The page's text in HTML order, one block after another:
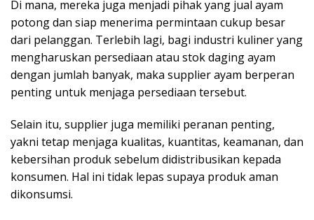
Di mana, mereka juga menjadi pihak yang jual ayam
potong dan siap menerima permintaan cukup besar
dari pelanggan. Terlebih lagi, bagi industri kuliner yang
mengharuskan persediaan atau stok daging ayam
dengan jumlah banyak, maka supplier ayam berperan
penting untuk menjaga persediaan tersebut.
Selain itu, supplier juga memiliki peranan penting,
yakni tetap menjaga kualitas, kuantitas, keamanan, dan
kebersihan produk sebelum didistribusikan kepada
konsumen. Hal ini tidak lepas supaya produk aman
dikonsumsi.